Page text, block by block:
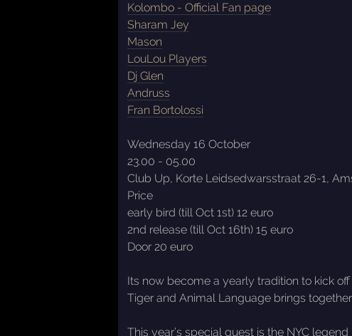
Kolombo - Official Fan page
Sharam Jey
Mason
LouLou Players
Dj Glen
Andruss
Fran Bortolossi
Wednesday 16 October
23.00 - 05.00
Club Up, Korte Leidsedwarsstraat 26-1,
Price
early bird (till Oct 1st) 12 euro
2nd release (till Oct 16th) 15 euro
Door 20 euro
Its now become a yearly tradition to kick
Tiger and Animal Language brings
This year’s special guest is the NYC